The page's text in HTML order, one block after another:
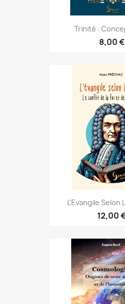
Trinité :
8,00 €
L'Evangile Selon
12,00